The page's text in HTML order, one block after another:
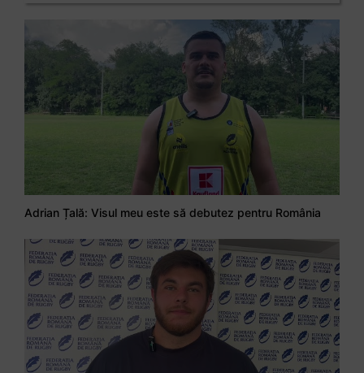
Adrian Țală: Visul meu este să debutez pentru România